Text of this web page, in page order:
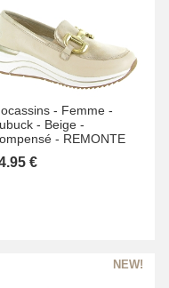
- Femme -
- Beige -
- REMONTE
€